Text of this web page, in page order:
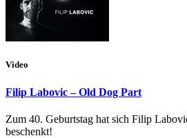
Video
Filip Labovic – Old Dog Part
Zum 40. Geburtstag hat sich Filip
beschenkt!